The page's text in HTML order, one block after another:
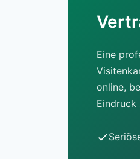
Eine
online,
Eindruck